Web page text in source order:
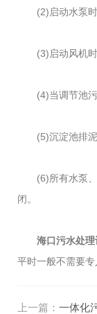
(2)启动水泵时
(3)启动风机时
(4)当调节池污
(5)沉淀池排泥
(6)所有水泵、
闭。
海口污水处理
平时一般不需要
上一篇： 一体化